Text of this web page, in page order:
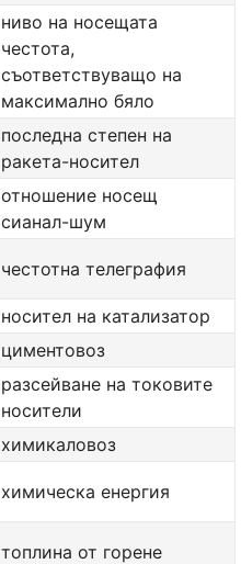
ниво на носещата
честота,
съответствуващо на
максимално бяло
последна степен на
ракета-носител
отношение носещ
сианал-шум
честотна телеграфия
носител на катализатор
циментовоз
разсейване на токовите
носители
химикаловоз
химическа енергия
топлина от горене